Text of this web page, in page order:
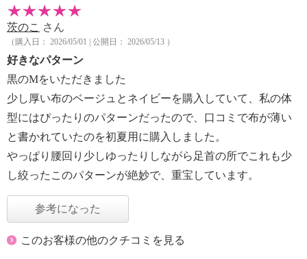
茨のこ さん
（購入日： 2026/05/01 | 公開日： 2026/05/13 ）
好きなパターン
黒のМをいただきました
少し厚い布のベージュとネイビーを購入していて、私の体
型にはぴったりのパターンだったので、口コミで布が薄い
と書かれていたのを初夏用に購入しました。
やっぱり腰回り少しゆったりしながら足首の所でこれも少
し絞ったこのパターンが絶妙で、重宝しています。
参考になった
このお客様の他のクチコミを見る